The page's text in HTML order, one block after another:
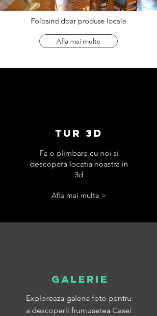
Folosind doar produse locale
Afla mai multe
TUR 3D
Fa o plimbare cu noi si
descopera locatia noastra in
3d
Afla mai multe >
GALERIE
Exploreaza galeria foto pentru
a descoperii frumusetea Casei